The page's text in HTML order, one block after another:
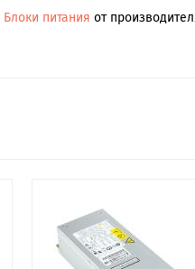
Блоки питания от